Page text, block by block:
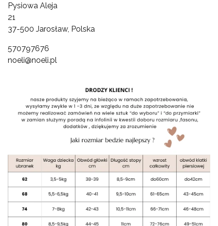
Pysiowa Aleja
21
37-500 Jarosław, Polska
570797676
noeli@noeli.pl